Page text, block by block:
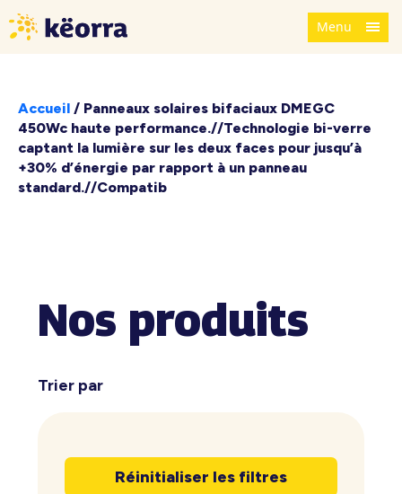
Menu
Accueil / Panneaux solaires bifaciaux DMEGC
450Wc haute performance.//Technologie bi-verre
captant la lumière sur les deux faces pour jusqu’à
+30% d’énergie par rapport à un panneau
standard.//Compatib
Nos produits
Trier par
Réinitialiser les filtres